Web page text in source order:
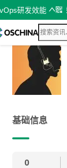
研发效能
基础信息
0